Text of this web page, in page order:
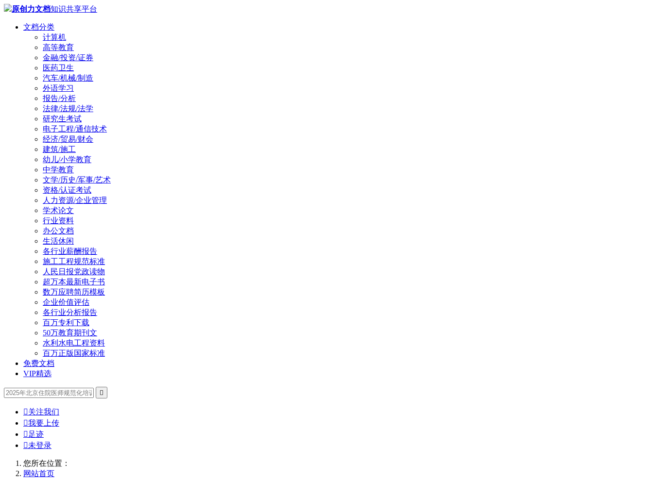
原创力文档知识共享平台
文档分类
计算机
高等教育
金融/投资/证券
医药卫生
汽车/机械/制造
外语学习
报告/分析
法律/法规/法学
研究生考试
电子工程/通信技术
经济/贸易/财会
建筑/施工
幼儿/小学教育
中学教育
文学/历史/军事/艺术
资格/认证考试
人力资源/企业管理
学术论文
行业资料
办公文档
生活休闲
各行业薪酬报告
施工工程规范标准
人民日报党政读物
超万本最新电子书
数万应聘简历模板
企业价值评估
各行业分析报告
百万专利下载
50万教育期刊文
水利水电工程资料
百万正版国家标准
免费文档
VIP精选

关注我们
我要上传
 足迹
未登录
您所在位置：
网站首页